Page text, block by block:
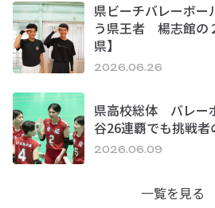
県ビーチバレーボ
う県王者 楊志館
県】
2026.06.26
県高校総体 バレー
谷26連覇でも挑戦
2026.06.09
一覧を見る